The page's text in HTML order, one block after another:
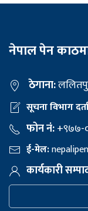
नेपाल पेन
ठेगाना:
सूचना विभाग
फोन नं:+९७७-
ई-मेल:
कार्यकारी